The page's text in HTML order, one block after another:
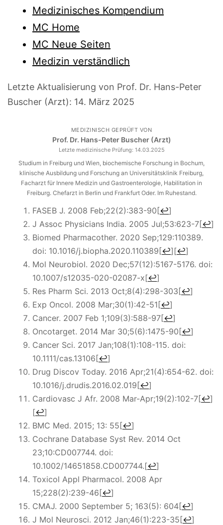
Medizinisches Kompendium
MC Home
MC Neue Seiten
Medizin verständlich
Letzte Aktualisierung von Prof. Dr. Hans-Peter
Buscher (Arzt): 14. März 2025
MEDIZINISCH GEPRÜFT VON
Prof. Dr. Hans-Peter Buscher (Arzt)
Letzte medizinische Prüfung: 14.03.2025
Studium in Freiburg und Wien, biochemische Forschung in Bochum,
klinische Ausbildung und Forschung an Universitätsklinik Freiburg,
Facharzt für Innere Medizin und Gastroenterologie, Habilitation in
Freiburg. Chefarzt in Berlin und Frankfurt Oder. Im Ruhestand.
FASEB J. 2008 Feb;22(2):383-90[↩]
J Assoc Physicians India. 2005 Jul;53:623-7[↩]
Biomed Pharmacother. 2020 Sep;129:110389.
doi: 10.1016/j.biopha.2020.110389[↩] [↩]
Mol Neurobiol. 2020 Dec;57(12):5167-5176. doi:
10.1007/s12035-020-02087-x[↩]
Res Pharm Sci. 2013 Oct;8(4):298-303[↩]
Exp Oncol. 2008 Mar;30(1):42-51[↩]
Cancer. 2007 Feb 1;109(3):588-97[↩]
Oncotarget. 2014 Mar 30;5(6):1475-90[↩]
Cancer Sci. 2017 Jan;108(1):108-115. doi:
10.1111/cas.13106[↩]
Drug Discov Today. 2016 Apr;21(4):654-62. doi:
10.1016/j.drudis.2016.02.019[↩]
Cardiovasc J Afr. 2008 Mar-Apr;19(2):102-7[↩]
[↩]
BMC Med. 2015; 13: 55[↩]
Cochrane Database Syst Rev. 2014 Oct
23;10:CD007744. doi:
10.1002/14651858.CD007744.[↩]
Toxicol Appl Pharmacol. 2008 Apr
15;228(2):239-46[↩]
CMAJ. 2000 September 5; 163(5): 604[↩]
J Mol Neurosci. 2012 Jan;46(1):223-35[↩]